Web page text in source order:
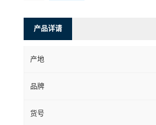
产品详请
产地
品牌
货号